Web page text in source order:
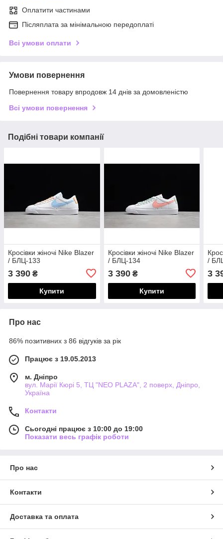
Оплатити частинами
Післяплата за мінімальною передоплаті
Всі умови оплати
Умови повернення
Повернення товару впродовж 14 днів за домовленістю
Всі умови повернення
Подібні товари компанії
Кросівки жіночі Nike Blazer
/ БЛЦ-133
3 390 ₴
Купити
Кросівки жіночі Nike Blazer
/ БЛЦ-134
3 390₴
Купити
/
3
Про нас
86% позитивних з 86 відгуків за рік
Працює з 19.05.2013
м. Дніпро
вул. Марії Кюрі 5, ТЦ "NEO PLAZA", 2 поверх, Дніпро,
Україна
Контакти
Сьогодні працює з 10:00 до 19:00
Показати весь графік роботи
Про нас
Контакти
Доставка та оплата